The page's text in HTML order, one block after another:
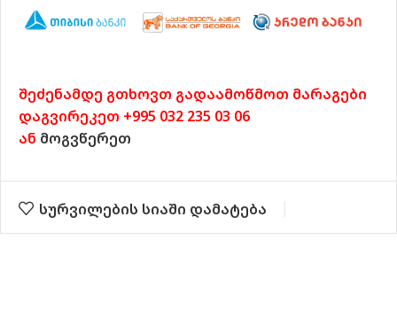
შეძენამდე გთხოვთ გადაამოწმოთ მარაგები
დაგვირეკეთ +995 032 235 03 06
ან მოგვწერეთ
სურვილების სიაში დამატება